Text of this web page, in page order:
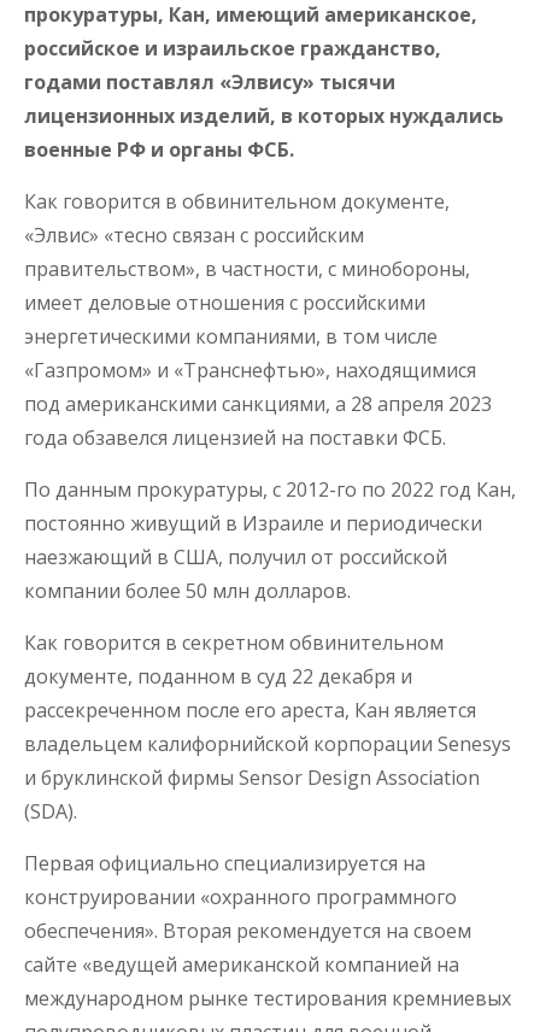
прокуратуры, Кан, имеющий американское,
российское и израильское гражданство,
годами поставлял «Элвису» тысячи
лицензионных изделий, в которых нуждались
военные РФ и органы ФСБ.
Как говорится в обвинительном документе,
«Элвис» «тесно связан с российским
правительством», в частности, с минобороны,
имеет деловые отношения с российскими
энергетическими компаниями, в том числе
«Газпромом» и «Транснефтью», находящимися
под американскими санкциями, а 28 апреля 2023
года обзавелся лицензией на поставки ФСБ.
По данным прокуратуры, с 2012-го по 2022 год Кан,
постоянно живущий в Израиле и периодически
наезжающий в США, получил от российской
компании более 50 млн долларов.
Как говорится в секретном обвинительном
документе, поданном в суд 22 декабря и
рассекреченном после его ареста, Кан является
владельцем калифорнийской корпорации Senesys
и бруклинской фирмы Sensor Design Association
(SDA).
Первая официально специализируется на
конструировании «охранного программного
обеспечения». Вторая рекомендуется на своем
сайте «ведущей американской компанией на
международном рынке тестирования кремниевых